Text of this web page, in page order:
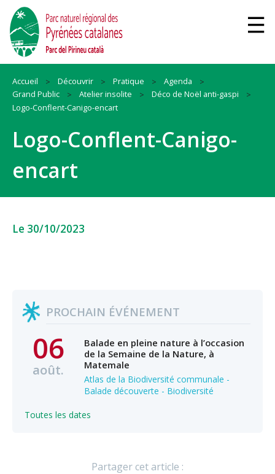
Accueil Découvrir Pratique
Agenda
Grand Public
Atelier insolite
Déco de Noël anti-gaspi
Logo-Conflent-Canigo-encart
Logo-Conflent-Canigo-
encart
Le 30/10/2023
PROCHAIN ÉVÉNEMENT
06
août.
Balade en pleine nature à l’occasion
de la Semaine de la Nature, à
Matemale
Atlas de la Biodiversité communale -
Balade découverte - Biodiversité
Toutes les dates
Partager cet article :